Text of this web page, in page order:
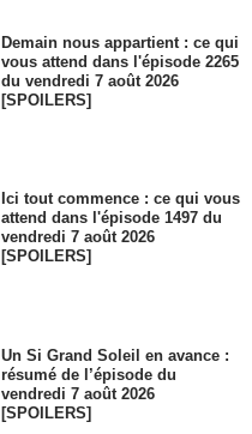
Demain nous appartient : ce qui
vous attend dans l'épisode 2265
du vendredi 7 août 2026
[SPOILERS]
Ici tout commence : ce qui vous
attend dans l'épisode 1497 du
vendredi 7 août 2026
[SPOILERS]
Un Si Grand Soleil en avance :
résumé de l’épisode du
vendredi 7 août 2026
[SPOILERS]